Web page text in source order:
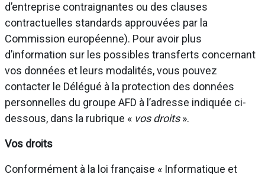
d’entreprise contraignantes ou des clauses
contractuelles standards approuvées par la
Commission européenne). Pour avoir plus
d’information sur les possibles transferts concernant
vos données et leurs modalités, vous pouvez
contacter le Délégué à la protection des données
personnelles du groupe AFD à l’adresse indiquée ci-
dessous, dans la rubrique « vos droits».
Vos droits
Conformément à la loi française « Informatique et